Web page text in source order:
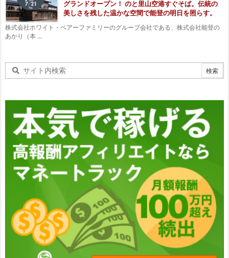
グランドオープン！ のと里山空港すぐそば。伝統の
美しさを残した温かな空間で能登の明日を照らす。
株式会社ホワイト・ベアーファミリーのグループ会社である、株式会社能登の
あかり（本 ...